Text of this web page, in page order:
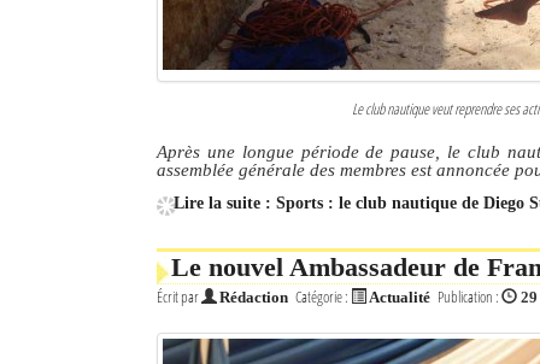
Le Nord de Madagascar
Le club nautique veut reprendre ses
Après une longue période de pause, le club
assemblée générale des membres est annoncée
Lire la suite : Sports : le club nautique de Diego
Le nouvel Ambassadeur de
Écrit par Rédaction Catégorie : Actualité Publication :